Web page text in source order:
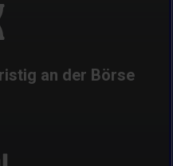
an der Börse